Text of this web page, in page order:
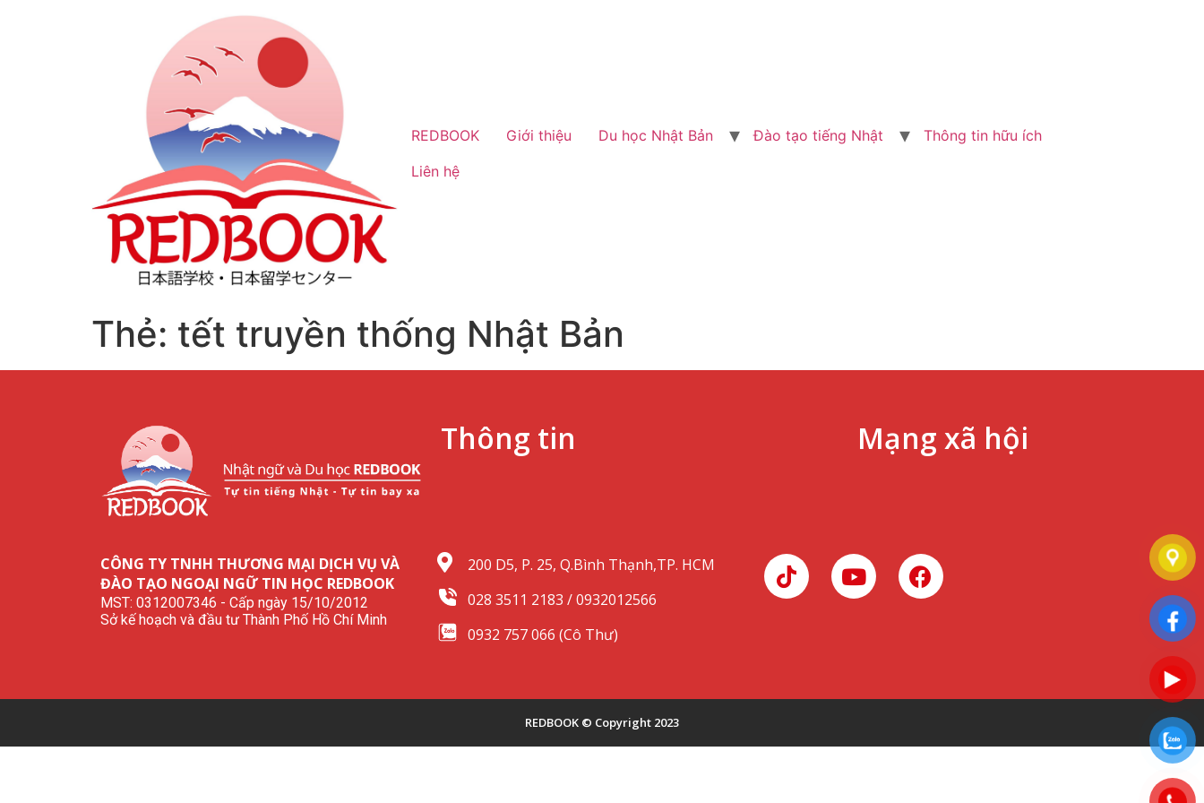
REDBOOK Giới thiệu Du học Nhật Bản Đào tạo tiếng Nhật
Thông tin hữu ích
Liên hệ
Thẻ: tết truyền thống Nhật Bản
Thông tin Mạng xã hội
CÔNG TY TNHH THƯƠNG MẠI DỊCH VỤ VÀ
ĐÀO TẠO NGOẠI NGỮ TIN HỌC REDBOOK
MST: 0312007346 - Cấp ngày 15/10/2012
Sở kế hoạch và đầu tư Thành Phố Hồ Chí Minh
200 D5, P. 25, Q.Bình Thạnh,TP. HCM
028 3511 2183 / 0932012566
0932 757 066 (Cô Thư)
REDBOOK © Copyright 2023